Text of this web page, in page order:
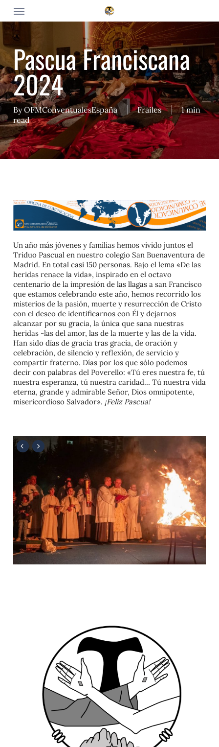
main
content
Menu
Pascua Franciscana
2024
By OFMConventualesEspaña Frailes
1 min
read
Un año más jóvenes y familias hemos vivido juntos el
Triduo Pascual en nuestro colegio San Buenaventura de
Madrid. En total casi 150 personas. Bajo el lema «De las
heridas renace la vida», inspirado en el octavo
centenario de la impresión de las llagas a san Francisco
que estamos celebrando este año, hemos recorrido los
misterios de la pasión, muerte y resurrección de Cristo
con el deseo de identificarnos con Él y dejarnos
alcanzar por su gracia, la única que sana nuestras
heridas -las del amor, las de la muerte y las de la vida.
Han sido días de gracia tras gracia, de oración y
celebración, de silencio y reflexión, de servicio y
compartir fraterno. Días por los que sólo podemos
decir con palabras del Poverello: «Tú eres nuestra fe, tú
nuestra esperanza, tú nuestra caridad… Tú nuestra vida
eterna, grande y admirable Señor, Dios omnipotente,
misericordioso Salvador». ¡Feliz Pascua!